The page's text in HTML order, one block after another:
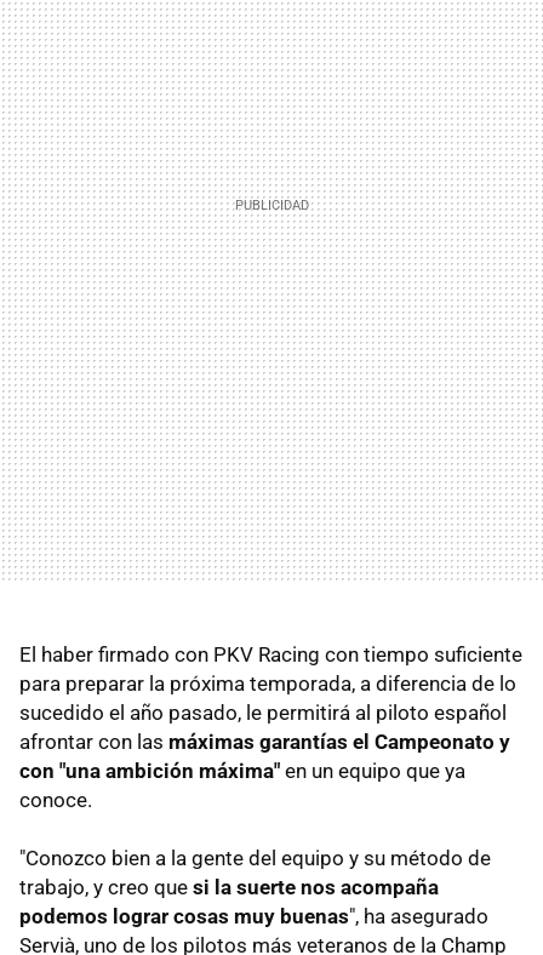
El haber firmado con PKV Racing con tiempo suficiente
para preparar la próxima temporada, a diferencia de lo
sucedido el año pasado, le permitirá al piloto español
afrontar con las máximas garantías el Campeonato y
con "una ambición máxima" en un equipo que ya
conoce.
"Conozco bien a la gente del equipo y su método de
trabajo, y creo que si la suerte nos acompaña
podemos lograr cosas muy buenas", ha asegurado
Servià, uno de los pilotos más veteranos de la Champ